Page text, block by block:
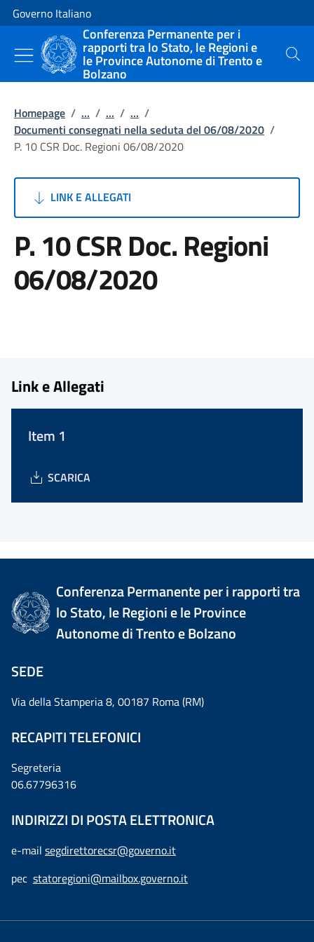
Vai al contenuto
Vai alla navigazione del sito
Governo Italiano
Conferenza Permanente per i
rapporti tra lo Stato, le Regioni e
le Province Autonome di Trento e
Bolzano
Cerca
Homepage / ... / ... / ... /
Documenti consegnati nella seduta del 06/08/2020 /
P. 10 CSR Doc. Regioni 06/08/2020
LINK E ALLEGATI
P. 10 CSR Doc. Regioni
06/08/2020
Link e Allegati
Item 1
SCARICA
Conferenza Permanente per i rapporti tra
lo Stato, le Regioni e le Province
Autonome di Trento e Bolzano
SEDE
Via della Stamperia 8, 00187 Roma (RM)
RECAPITI TELEFONICI
Segreteria
06.67796316
INDIRIZZI DI POSTA ELETTRONICA
e-mail segdirettorecsr@governo.it
pec statoregioni@mailbox.governo.it